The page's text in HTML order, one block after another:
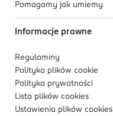
Pomagamy jak umiemy
Informacje prawne
Regulaminy
Polityka plików cookie
Polityka prywatności
Lista plików cookies
Ustawienia plików cookies